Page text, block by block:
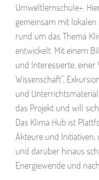
Umweltlernschule+.
gemeinsam mit
rund um das Thema
entwickelt. Mit einem
und Interessierte, einer
Wissenschaft“,
und
das Projekt und will
Das Klima Hub ist
Akteure und
und darüber hinaus
Energiewende und